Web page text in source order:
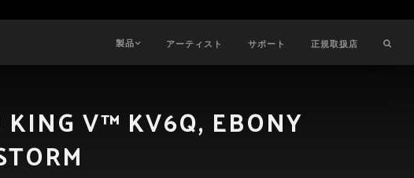
製品 アーティスト サポート 正規取扱店
KING V™ KV6Q, EBONY